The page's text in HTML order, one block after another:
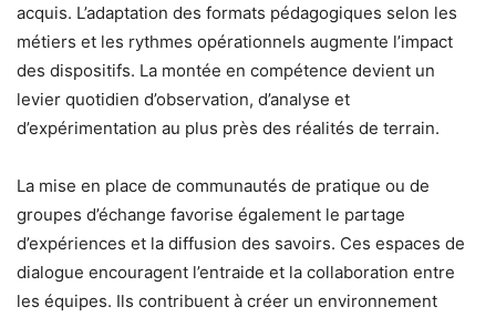
acquis. L’adaptation des formats pédagogiques selon les
métiers et les rythmes opérationnels augmente l’impact
des dispositifs. La montée en compétence devient un
levier quotidien d’observation, d’analyse et
d’expérimentation au plus près des réalités de terrain.
La mise en place de communautés de pratique ou de
groupes d’échange favorise également le partage
d’expériences et la diffusion des savoirs. Ces espaces de
dialogue encouragent l’entraide et la collaboration entre
les équipes. Ils contribuent à créer un environnement